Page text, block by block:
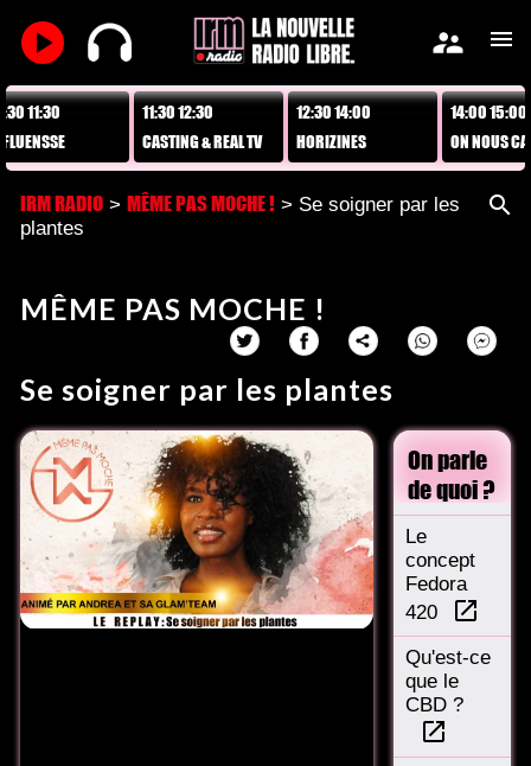
play_arrow supervisor_account menu
11:30
11:30 12:30
CASTING & REAL TV
12:30 14:00
HORIZINES
14:00 15:00
ON NOUS
TOUT !
IRM RADIO > MÊME PAS MOCHE ! > Se soigner par les
plantes
search
MÊME PAS MOCHE !
Se soigner par les plantes
On parle
de quoi ?
Le
concept
Fedora
420
launch
Qu'est-ce
que le
CBD ?
launch